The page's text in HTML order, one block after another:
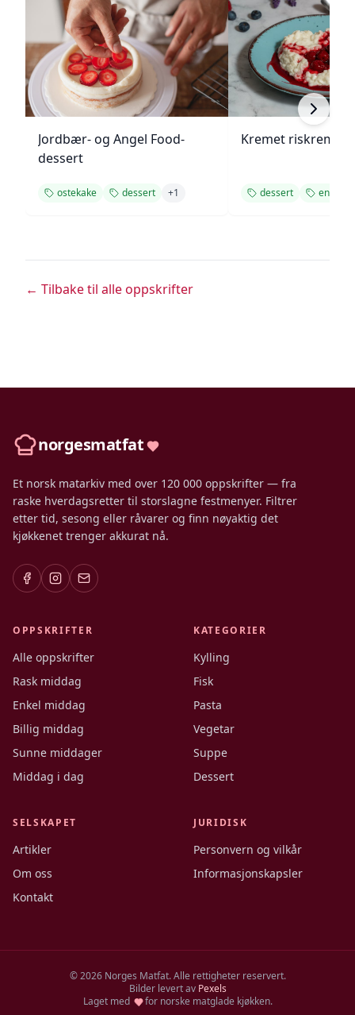
Jordbær- og Angel Food-
dessert
ostekake dessert +1
Kremet riskrem
dessert enkel
← Tilbake til alle oppskrifter
norgesmatfat
Et norsk matarkiv med over 120 000 oppskrifter — fra
raske hverdagsretter til storslagne festmenyer. Filtrer
etter tid, sesong eller råvarer og finn nøyaktig det
kjøkkenet trenger akkurat nå.
OPPSKRIFTER
Alle oppskrifter
Rask middag
Enkel middag
Billig middag
Sunne middager
Middag i dag
KATEGORIER
Kylling
Fisk
Pasta
Vegetar
Suppe
Dessert
SELSKAPET
Artikler
Om oss
Kontakt
JURIDISK
Personvern og vilkår
Informasjonskapsler
©2026Norges Matfat. Alle rettigheter reservert.
Bilder levert av Pexels
Laget med
for norske matglade kjøkken.